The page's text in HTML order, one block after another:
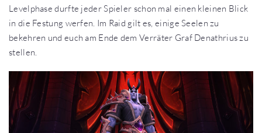
Levelphase durfte jeder Spieler schon mal einen kleinen Blick
in die Festung werfen. Im Raid gilt es, einige Seelen zu
bekehren und euch am Ende dem Verräter Graf Denathrius zu
stellen.